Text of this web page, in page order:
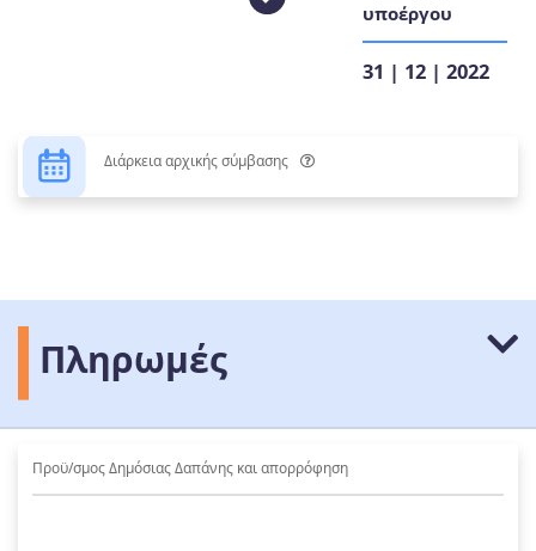
υποέργου
31 | 12 | 2022
Διάρκεια αρχικής σύμβασης
Πληρωμές
Προϋ/σμος Δημόσιας Δαπάνης και απορρόφηση